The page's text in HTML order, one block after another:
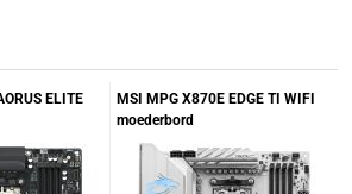
ELITE
MSI MPG X870E EDGE TI WIFI
moederbord